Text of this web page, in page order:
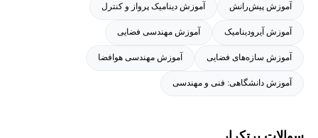
آموزش پیش‌رانش آموزش دینامیک پرواز و کنترل
آموزش آیرودینامیک آموزش مهندسی فضایی
آموزش سازه‌های فضایی آموزش مهندسی هوافضا
آموزش دانشگاهی: فنی و مهندسی